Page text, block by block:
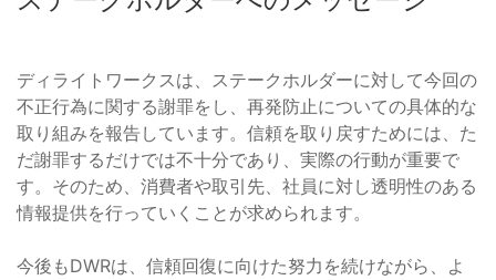
ディライトワークスは、ステークホルダーに対して今回の
不正行為に関する謝罪をし、再発防止についての具体的な
取り組みを報告しています。信頼を取り戻すためには、た
だ謝罪するだけでは不十分であり、実際の行動が重要で
す。そのため、消費者や取引先、社員に対し透明性のある
情報提供を行っていくことが求められます。
今後もDWRは、信頼回復に向けた努力を続けながら、よ